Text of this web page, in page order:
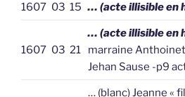
1607 03 15 … (acte illisible en
1607 03 21
… (acte illisible en
marraine
Jehan Sause -p9
… (blanc) Jeanne «